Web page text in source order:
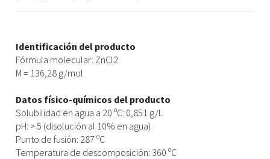
Identificación del producto
Fórmula molecular: ZnCl2
M = 136,28 g/mol
Datos físico-químicos del producto
Solubilidad en agua a 20 ºC: 0,851 g/L
pH: > 5 (disolución al 10% en agua)
Punto de fusión: 287 ºC
Temperatura de descomposición: 360 ºC